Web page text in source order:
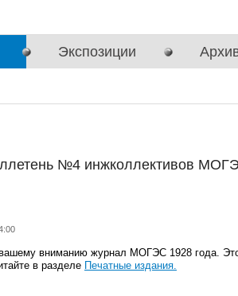
Экспозиции
№4 инжколлективов
вниманию журнал МОГЭС 1928 года.
в разделе Печатные издания.